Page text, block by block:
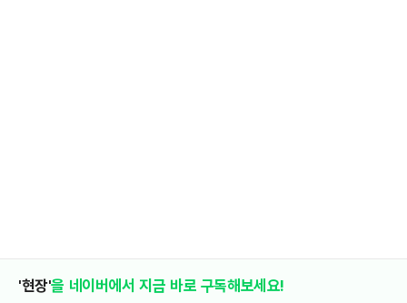
'현장'을 네이버에서 지금 바로 구독해보세요!